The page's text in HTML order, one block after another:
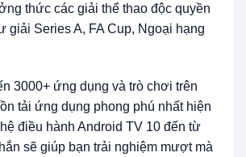
thức các giải thể thao độc quyền
giải Series A, FA Cup, Ngoại hạng
3000+ ứng dụng và trò chơi trên
tải ứng dụng phong phú nhất hiện
điều hành Android TV 10 đến từ
sẽ giúp bạn trải nghiệm mượt mà